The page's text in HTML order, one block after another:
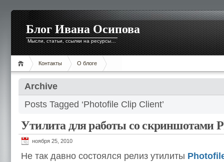
Блог Ивана Осипова
Мысли, статьи, ссылки на ресурсы…
Контакты О блоге
Archive
Posts Tagged ‘Photofile Clip Client’
Утилита для работы со скриншотами
ноября 25, 2010
Не так давно состоялся релиз утилиты